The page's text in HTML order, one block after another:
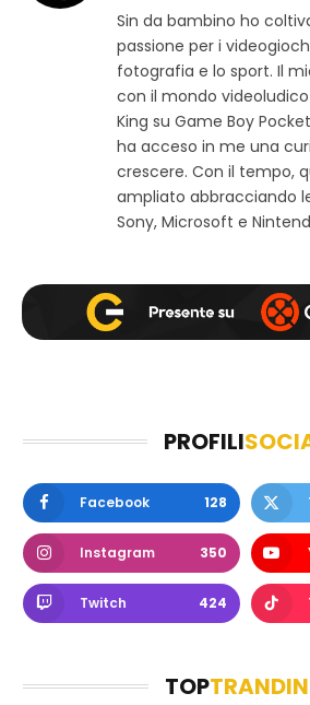
t
o
w
c
e
b
s
t
a
m
Sin da bambino ho
passione per i
fotografia e lo sport. Il
con il mondo videoludico
King su Game Boy
ha acceso in me una
crescere. Con il tempo,
ampliato abbracciando
Sony, Microsoft e
PROFILI
Facebook 128
Instagram 350
Twitch 424
TOP